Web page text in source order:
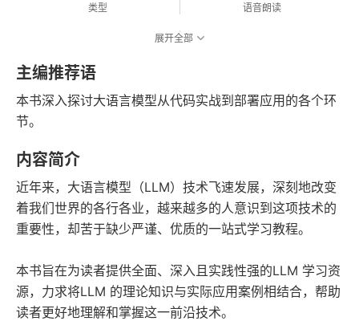
类型 语音朗读
展开全部
主编推荐语
本书深入探讨大语言模型从代码实战到部署应用的各个环
节。
内容简介
近年来，大语言模型（LLM）技术飞速发展，深刻地改变
着我们世界的各行各业，越来越多的人意识到这项技术的
重要性，却苦于缺少严谨、优质的一站式学习教程。
本书旨在为读者提供全面、深入且实践性强的LLM 学习资
源，力求将LLM 的理论知识与实际应用案例相结合，帮助
读者更好地理解和掌握这一前沿技术。